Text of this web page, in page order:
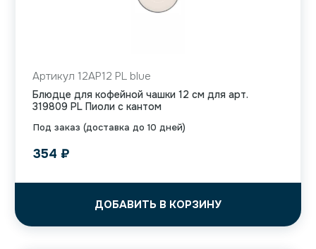
Под заказ (доставка до 10 дней)
Артикул 12AP12 PL blue
Блюдце для кофейной чашки 12 см для арт.
319809 PL Пиоли с кантом
354 ₽
ДОБАВИТЬ В КОРЗИНУ